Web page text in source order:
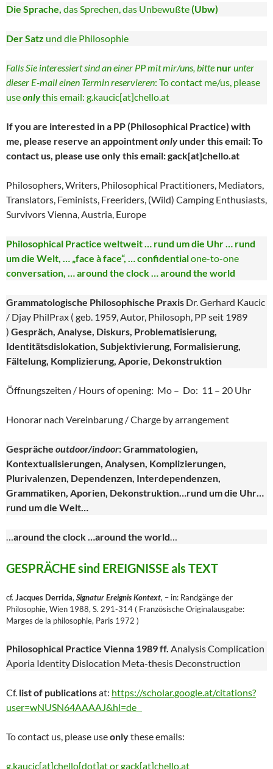
Die Sprache, das Sprechen, das Unbewußte(Ubw)
Der Satz und die Philosophie
Falls Sie interessiert sind an einer PP mit mir/uns, bitte nurunter
dieser E-mail einen Termin reservieren: To contact me/us, please
useonlythis email: g.kaucic[at]chello.at
If you are interested in a PP (Philosophical Practice) with
me, please reserve an appointmentonlyunder this email: To
contact us, please use only this email: gack[at]chello.at
Philosophers, Writers, Philosophical Practitioners, Mediators,
Translators, Feminists, Freeriders, (Wild) Camping Enthusiasts,
Survivors Vienna, Austria, Europe
Philosophical Practice weltweit … rund um die Uhr … rund
um die Welt, … „face à face“, … confidentialone-to-one
conversation, … around the clock … around the world
Grammatologische Philosophische Praxis Dr. Gerhard Kaucic
/ Djay PhilPrax ( geb. 1959, Autor, Philosoph, PP seit 1989
) Gespräch, Analyse, Diskurs, Problematisierung,
Identitätsdislokation, Subjektivierung, Formalisierung,
Fältelung, Komplizierung, Aporie, Dekonstruktion
Öffnungszeiten / Hours of opening: Mo – Do: 11 – 20 Uhr
Honorar nach Vereinbarung / Charge by arrangement
Gespräche outdoor/indoor: Grammatologien,
Kontextualisierungen, Analysen, Komplizierungen,
Plurivalenzen, Dependenzen, Interdependenzen,
Grammatiken, Aporien, Dekonstruktion…rund um die Uhr…
rund um die Welt…
…around the clock …around the world…
GESPRÄCHE sind EREIGNISSE als TEXT
cf. Jacques Derrida,Signatur Ereignis Kontext, – in: Randgänge der
Philosophie, Wien 1988, S. 291-314 ( Französische Originalausgabe:
Marges de la philosophie, Paris 1972 )
Philosophical Practice Vienna 1989 ff. Analysis Complication
Aporia Identity Dislocation Meta-thesis Deconstruction
Cf. list of publicationsat: https://scholar.google.at/citations?
user=wNUSN64AAAAJ&hl=de
To contact us, please useonlythese emails:
g.kaucic[at]chello[dot]at or gack[at]chello.at